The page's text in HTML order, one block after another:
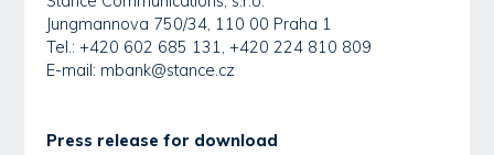
Jungmannova 750/34, 110 00 Praha 1
Tel.: +420 602 685 131, +420 224 810 809
E-mail: mbank@stance.cz
Press release for download